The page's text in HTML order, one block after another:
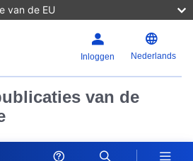
van de EU
Inloggen Nederlands
van de